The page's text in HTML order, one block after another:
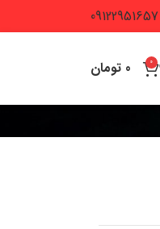
0
0 تومان